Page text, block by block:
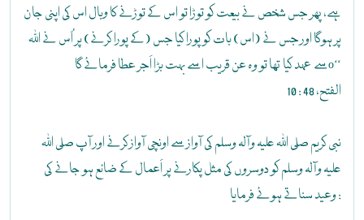
ہے، پھر جس شخص نے بیعت کو توڑا تو اس کے توڑنے کا وبال اس کی اپنی جان
پر ہوگا اور جس نے (اس) بات کو پورا کیا جس (کے پورا کرنے) پر اُس نے اللہ
سے عہد کیا تھا تو وہ عن قریب اسے بہت بڑا اَجر عطا فرمائے گاo‘‘
الفتح، 48 : 10
نبی کریم صلی اللہ علیہ وآلہ وسلم کی آواز سے اونچی آواز کرنے اور آپ صلی اللہ
علیہ وآلہ وسلم کو دوسروں کی مثل پکارنے پر اَعمال کے ضائع ہو جانے کی
وعید سناتے ہوئے فرمایا :